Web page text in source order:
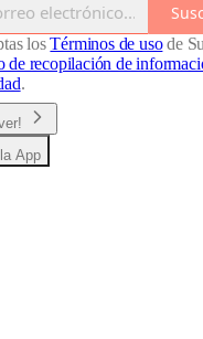
losTérminos de usode
de recopilación de
.
App